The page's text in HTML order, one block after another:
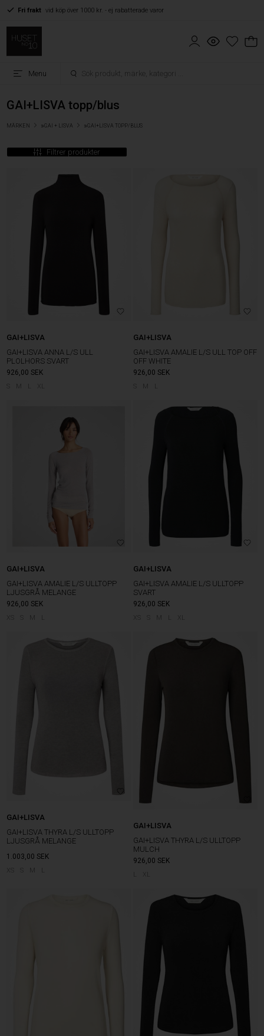
Fri frakt vid köp över 1000 kr. - ej rabatterade varor
Menu
GAI+LISVA topp/blus
MÄRKEN »GAI + LISVA »GAI+LISVA TOPP/BLUS
Filtrer produkter
GAI+LISVA
GAI+LISVA ANNA L/S ULL
PLOLHORS SVART
926,00 SEK
M L XL
GAI+LISVA
GAI+LISVA AMALIE L/S ULL TOP OFF
OFF WHITE
926,00 SEK
M L
GAI+LISVA
GAI+LISVA AMALIE L/S ULLTOPP
LJUSGRÅ MELANGE
926,00 SEK
GAI+LISVA
GAI+LISVA AMALIE L/S ULLTOPP
SVART
926,00 SEK
GAI+LISVA
GAI+LISVA THYRA L/S ULLTOPP
LJUSGRÅ MELANGE
1.003,00 SEK
GAI+LISVA
GAI+LISVA THYRA L/S ULLTOPP
MULCH
926,00 SEK
L XL